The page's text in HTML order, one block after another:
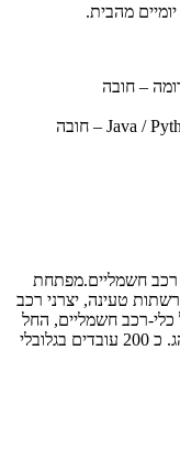
מהבית.
רכב חשמליים.מפתחת
טעינה, יצרני רכב
כלי-רכב חשמליים, החל
מטעינת הרכב, דרך ניהול החשבון ועד חיוב הנהג. כ 200 עובדים בגלובלי